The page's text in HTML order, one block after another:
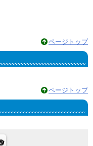
ページトップ
ページトップ